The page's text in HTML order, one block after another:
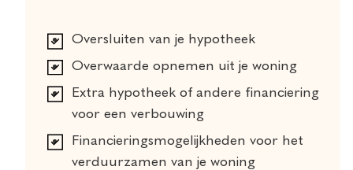
Oversluiten van je hypotheek
Overwaarde opnemen uit je woning
Extra hypotheek of andere financiering
voor een verbouwing
Financieringsmogelijkheden voor het
verduurzamen van je woning